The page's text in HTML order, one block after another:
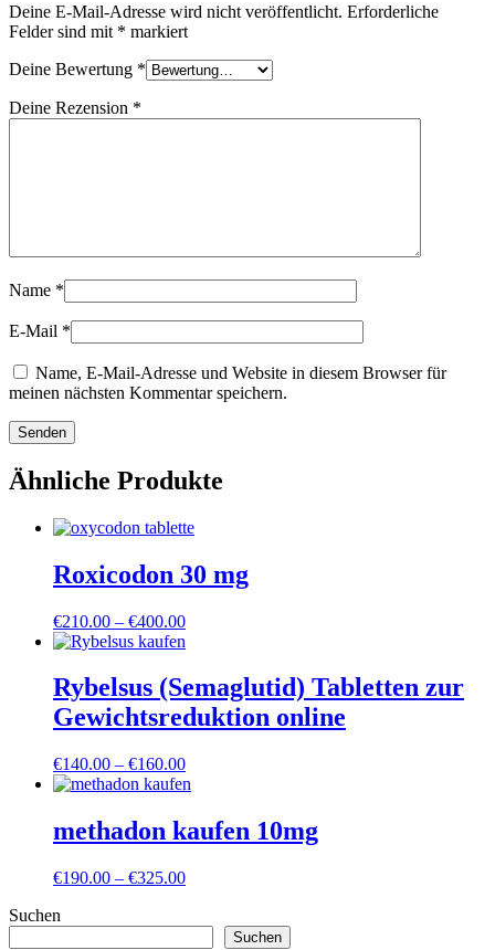
Deine E-Mail-Adresse wird nicht veröffentlicht. Erforderliche
Felder sind mit * markiert
Deine Bewertung *
Deine Rezension *
Name *
E-Mail *
Name, E-Mail-Adresse und Website in diesem Browser für
meinen nächsten Kommentar speichern.
Ähnliche Produkte
Roxicodon 30 mg
€210.00 – €400.00Preisspanne:
€400.00
Rybelsus (Semaglutid) Tabletten zur
Gewichtsreduktion online
€140.00 – €160.00Preisspanne:
€140.00
€160.00
methadon kaufen 10mg
€190.00 – €325.00Preisspanne:
€325.00
Suchen
Suchen